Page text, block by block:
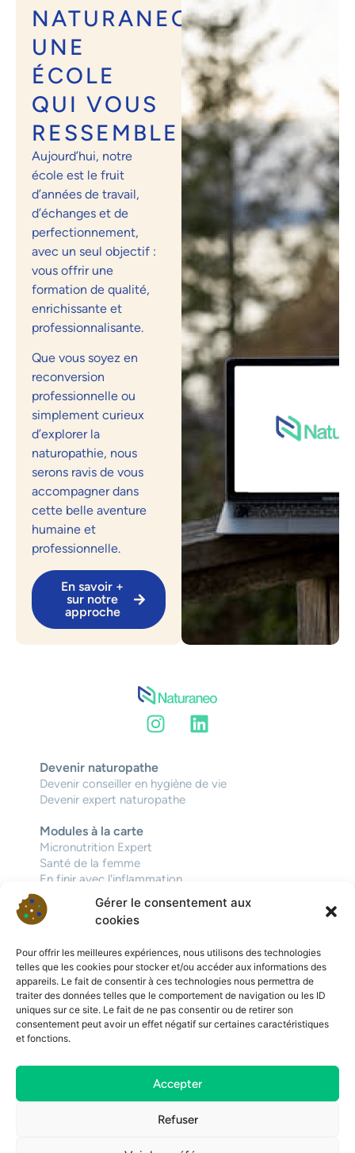
Gérer le consentement aux
cookies
Pour offrir les meilleures expériences, nous utilisons des technologies
telles que les cookies pour stocker et/ou accéder aux informations des
appareils. Le fait de consentir à ces technologies nous permettra de
traiter des données telles que le comportement de navigation ou les ID
uniques sur ce site. Le fait de ne pas consentir ou de retirer son
consentement peut avoir un effet négatif sur certaines caractéristiques
et fonctions.
Accepter
Refuser
NATURANEO,
UNE
ÉCOLE
QUI VOUS
RESSEMBLE
Aujourd’hui, notre
école est le fruit
d’années de travail,
d’échanges et de
perfectionnement,
avec un seul objectif :
vous offrir une
formation de qualité,
enrichissante et
professionnalisante.
Que vous soyez en
reconversion
professionnelle ou
simplement curieux
d’explorer la
naturopathie, nous
serons ravis de vous
accompagner dans
cette belle aventure
humaine et
professionnelle.
En savoir +
sur notre
approche
Devenir naturopathe
Devenir conseiller en hygiène de vie
Devenir expert naturopathe
Modules à la carte
Micronutrition Expert
Santé de la femme
En finir avec l'inflammation
En finir avec la fatigue
Voir tous
L'équipe
Notre école
Notre approche
Ressources
Blog
Mentions légales
Contact
Dossier de candidature